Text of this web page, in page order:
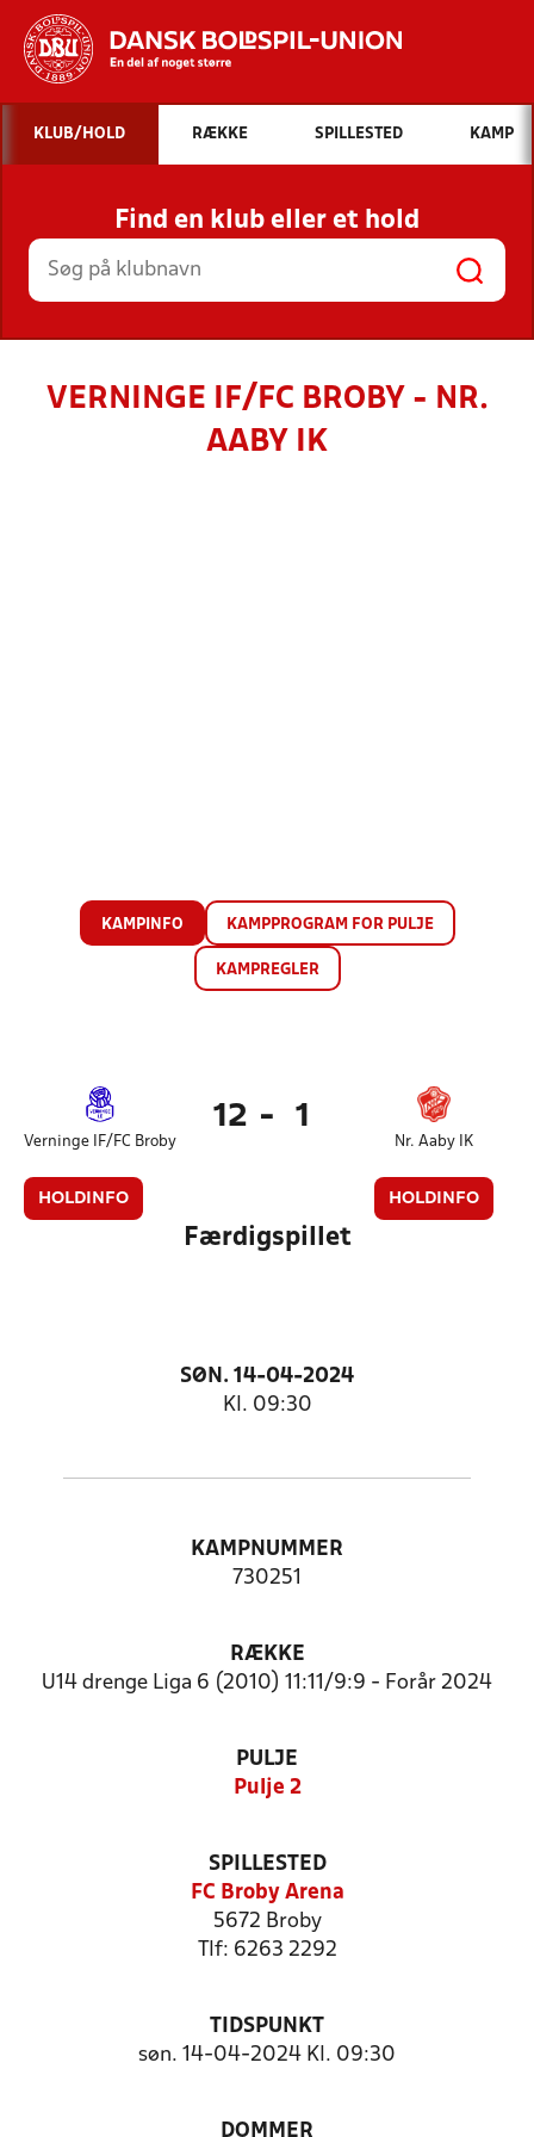
Hvad vil du søge efter?
INDHOLD OG NYHEDER
STILLINGER, RESULTATER, KLUBBER OG
HOLD
KLUB/HOLD RÆKKE SPILLESTED KAMP
Find en klub eller et hold
VERNINGE IF/FC BROBY - NR.
AABY IK
KAMPINFO KAMPPROGRAM FOR PULJE
KAMPREGLER
Verninge IF/FC Broby
HOLDINFO
12 - 1
Nr. Aaby IK
HOLDINFO
Færdigspillet
SØN. 14-04-2024
Kl. 09:30
KAMPNUMMER
730251
RÆKKE
U14 drenge Liga 6 (2010) 11:11/9:9 - Forår 2024
PULJE
Pulje 2
SPILLESTED
FC Broby Arena
5672 Broby
Tlf: 6263 2292
TIDSPUNKT
søn. 14-04-2024 Kl. 09:30
DOMMER